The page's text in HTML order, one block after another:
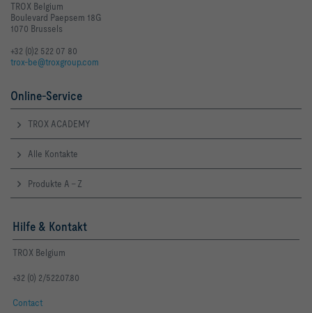
TROX Belgium
Boulevard Paepsem 18G
1070 Brussels
+32 (0)2 522 07 80
trox-be@troxgroup.com
Online-Service
TROX ACADEMY
Alle Kontakte
Produkte A - Z
Hilfe & Kontakt
TROX Belgium
+32 (0) 2/522.07.80
Contact